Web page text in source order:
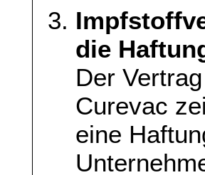
die
Der
Curevac
eine